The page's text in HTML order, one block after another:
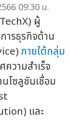
09:30 น.
ผู้
ารธุรกิจด้าน
ภายใต้กลุ่ม
ความสำเร็จ
โซลูชันเชื่อม
และ